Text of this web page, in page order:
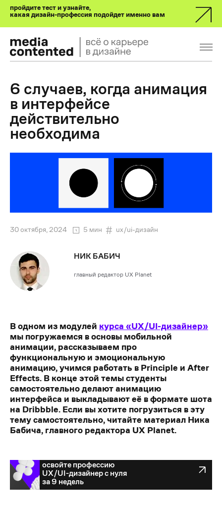
пройдите тест и узнайте,
какая дизайн-профессия подойдет именно вам
6 случаев, когда анимация
в интерфейсе
действительно
необходима
30 октября, 2024 5 мин ux/ui-дизайн
НИК БАБИЧ
главный редактор UX Planet
В одном из модулей курса «UX/UI-дизайнер»
мы погружаемся в основы мобильной
анимации, рассказываем про
функциональную и эмоциональную
анимацию, учимся работать в Principle и After
Effects. В конце этой темы студенты
самостоятельно делают анимацию
интерфейса и выкладывают её в формате шота
на Dribbble. Если вы хотите погрузиться в эту
тему самостоятельно, читайте материал Ника
Бабича, главного редактора UX Planet.
освойте профессию
UX/UI-дизайнер с нуля
освойте профессию
UX/UI-дизайнер с нуля
за 9 недель